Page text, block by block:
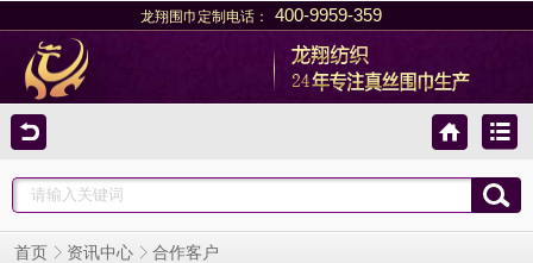
龙翔围巾定制电话： 400-9959-359
首页 资讯中心 合作客户